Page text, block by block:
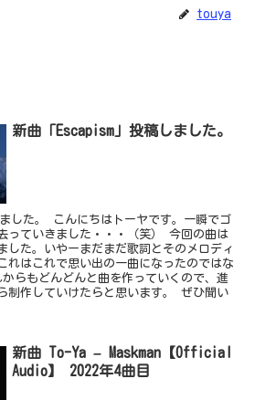
touya
新曲「Escapism」投稿しました。
した。 こんにちはトーヤです。一瞬でゴ
っていきました・・・（笑） 今回の曲は
した。いやーまだまだ歌詞とそのメロディ
れはこれで思い出の一曲になったのではな
らもどんどんと曲を作っていくので、進
制作していけたらと思います。 ぜひ聞い
新曲 To-Ya – Maskman【Official
Audio】 2022年4曲目